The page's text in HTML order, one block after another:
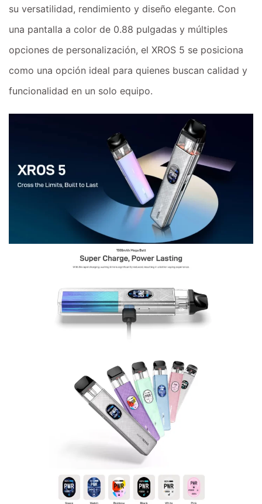
su versatilidad, rendimiento y diseño elegante. Con
una pantalla a color de 0.88 pulgadas y múltiples
opciones de personalización, el XROS 5 se posiciona
como una opción ideal para quienes buscan calidad y
funcionalidad en un solo equipo.